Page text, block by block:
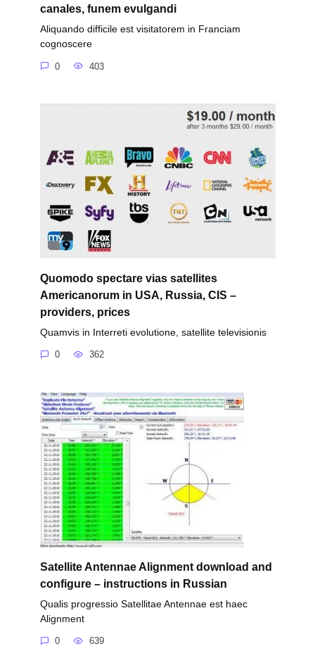
canales, funem evulgandi
Aliquando difficile est visitatorem in Franciam
cognoscere
0 403
Quomodo spectare vias satellites
Americanorum in USA, Russia, CIS –
providers, prices
Quamvis in Interreti evolutione, satellite televisionis
0 362
Satellite Antennae Alignment download and
configure – instructions in Russian
Qualis progressio Satellitae Antennae est haec
Alignment
0 639